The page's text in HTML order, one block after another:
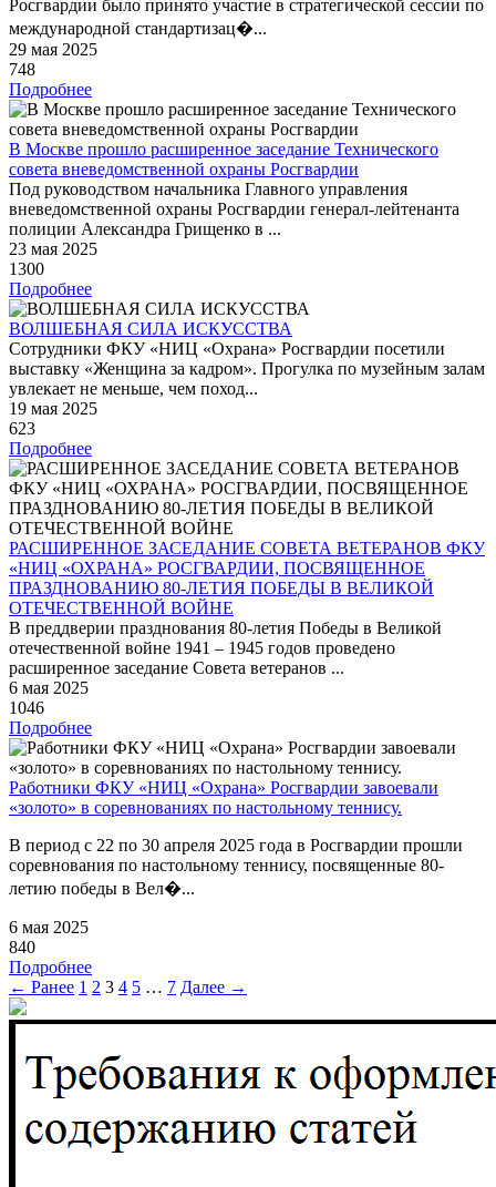
Росгвардии было принято участие в стратегической сессии по
международной стандартизац�...
29 мая 2025
748
Подробнее
В Москве прошло расширенное заседание Технического
совета вневедомственной охраны Росгвардии
Под руководством начальника Главного управления
вневедомственной охраны Росгвардии генерал-лейтенанта
полиции Александра Грищенко в ...
23 мая 2025
1300
Подробнее
ВОЛШЕБНАЯ СИЛА ИСКУССТВА
Сотрудники ФКУ «НИЦ «Охрана» Росгвардии посетили
выставку «Женщина за кадром». Прогулка по музейным залам
увлекает не меньше, чем поход...
19 мая 2025
623
Подробнее
РАСШИРЕННОЕ ЗАСЕДАНИЕ СОВЕТА ВЕТЕРАНОВ ФКУ
«НИЦ «ОХРАНА» РОСГВАРДИИ, ПОСВЯЩЕННОЕ
ПРАЗДНОВАНИЮ 80-ЛЕТИЯ ПОБЕДЫ В ВЕЛИКОЙ
ОТЕЧЕСТВЕННОЙ ВОЙНЕ
В преддверии празднования 80-летия Победы в Великой
отечественной войне 1941 – 1945 годов проведено
расширенное заседание Совета ветеранов ...
6 мая 2025
1046
Подробнее
Работники ФКУ «НИЦ «Охрана» Росгвардии завоевали
«золото» в соревнованиях по настольному теннису.
В период с 22 по 30 апреля 2025 года в Росгвардии прошли
соревнования по настольному теннису, посвященные 80-
летию победы в Вел�...
6 мая 2025
840
Подробнее
← Ранее 1 2 3 4 5 … 7 Далее →